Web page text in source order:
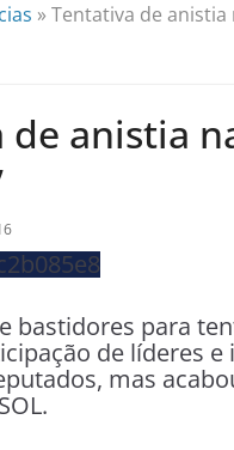
»Tentativa de anistia
anistia
bastidores para
de líderes
mas